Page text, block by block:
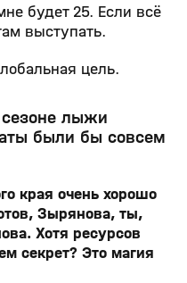
будет 25. Если всё
выступать.
цель.
лыжи
были бы совсем
края очень хорошо
Зырянова, ты,
Хотя ресурсов
секрет? Это магия